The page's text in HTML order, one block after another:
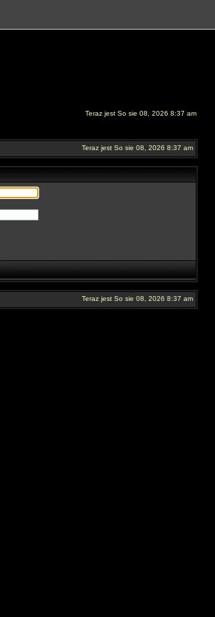
Teraz jest So sie 08, 2026 8:37 am
Teraz jest So sie 08, 2026 8:37 am
Teraz jest So sie 08, 2026 8:37 am